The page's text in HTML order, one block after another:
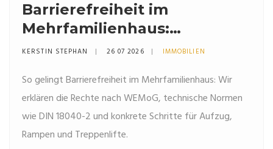
Barrierefreiheit im
Mehrfamilienhaus:
Gemeinschaftslösungen für
KERSTIN STEPHAN 26 07 2026 IMMOBILIEN
So gelingt Barrierefreiheit im Mehrfamilienhaus: Wir
erklären die Rechte nach WEMoG, technische Normen
wie DIN 18040-2 und konkrete Schritte für Aufzug,
Rampen und Treppenlifte.